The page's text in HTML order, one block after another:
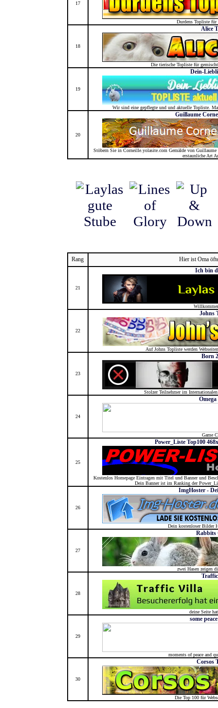
17
Durdens Topliste für
18
Alice
Die tierische Topliste für
19
Dein-
Wir sind eine gepflegte und und aktuelle Topliste.
20
Guillaume
Stöbern Sie in Corneille.yolasite.com Gemälde von
erstaunliche Art
Rang Hier ist Oma
21
Ich bin
22
Johns
Auf Johns Topliste werden
23
Born
Stolzer Teilnehmer im
24
Game
25
Power_Liste Top100
Kostenlos Homepage Eintragen mit Titel und Banner und
Dein Banner ist im Ranking der
26
ImgHoster -
Dein kostenloser Bilder
27
Rabbits
zwei Hasen zeigen
28
deine Seite
29
some
moments of peace and
30
Corsos
Die Top 100 für